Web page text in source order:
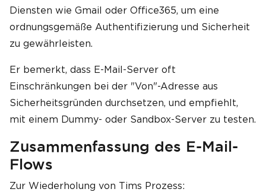
Diensten wie Gmail oder Office365, um eine
ordnungsgemäße Authentifizierung und Sicherheit
zu gewährleisten.
Er bemerkt, dass E-Mail-Server oft
Einschränkungen bei der "Von"-Adresse aus
Sicherheitsgründen durchsetzen, und empfiehlt,
mit einem Dummy- oder Sandbox-Server zu testen.
Zusammenfassung des E-Mail-
Flows
Zur Wiederholung von Tims Prozess: